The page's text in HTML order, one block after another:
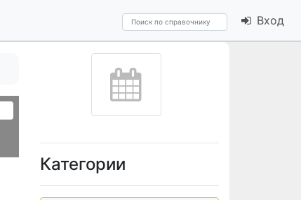
Вход
Категории